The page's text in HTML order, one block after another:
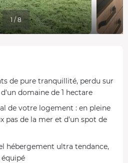
1 / 8
de pure tranquillité, perdu sur
domaine de 1 hectare
de votre logement : en pleine
pas de la mer et d'un spot de
hébergement ultra tendance,